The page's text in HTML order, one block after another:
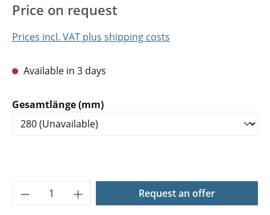
Price on request
Prices incl. VAT plus shipping costs
Available in 3 days
Select
Gesamtlänge (mm)
Product Quantity: Enter the desired
Request an offer